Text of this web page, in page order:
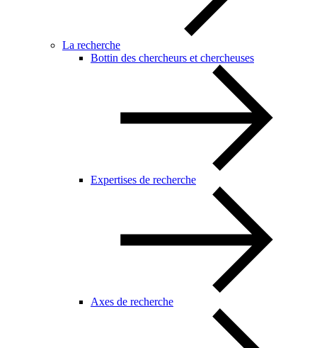
La recherche
Bottin des chercheurs et chercheuses
Expertises de recherche
Axes de recherche